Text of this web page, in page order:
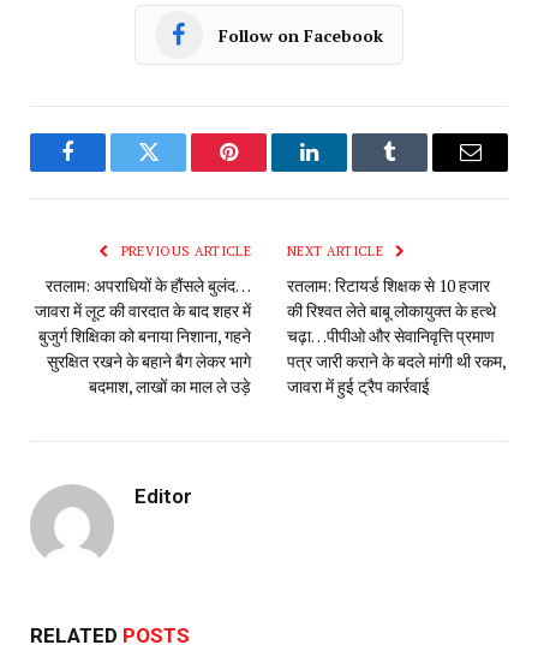
Follow on Facebook
FacebookTwitter Pinterest LinkedInTumblr Email
PREVIOUS ARTICLE
रतलाम: अपराधियों के हौंसले बुलंद…
जावरा में लूट की वारदात के बाद शहर में
बुजुर्ग शिक्षिका को बनाया निशाना, गहने
सुरक्षित रखने के बहाने बैग लेकर भागे
बदमाश, लाखों का माल ले उड़े
NEXT ARTICLE
रतलाम: रिटायर्ड शिक्षक से 10 हजार
की रिश्वत लेते बाबू लोकायुक्त के हत्थे
चढ़ा…पीपीओ और सेवानिवृत्ति प्रमाण
पत्र जारी कराने के बदले मांगी थी रकम,
जावरा में हुई ट्रैप कार्रवाई
Editor
RELATED POSTS